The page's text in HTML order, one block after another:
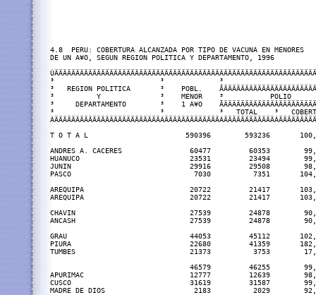
4.8  PERU: COBERTURA ALCANZADA POR TIPO DE VACUNA EN MENORES
DE UN A¥O, SEGUN REGION POLITICA Y DEPARTAMENTO, 1996
³                         ³             ³
³   REGION POLITICA       ³    POBL.
³          Y              ³    MENOR    ³           POLIO
³     DEPARTAMENTO        ³    1 A¥O
³                         ³             ³   TOTAL    ³   COBERT.   ³
T O T A L                       590396        593236
ANDRES A. CACERES                60477         60353
HUANUCO                          23531         23494
JUNIN                            29916         29508
PASCO                             7030          7351
AREQUIPA                         20722         21417
AREQUIPA                         20722         21417
CHAVIN                           27539         24878
ANCASH                           27539         24878
GRAU                             44053         45112
PIURA                            22680         41359
TUMBES                           21373          3753
46579         46255
APURIMAC                         12777         12639
CUSCO                            31619         31587
MADRE DE DIOS                     2183          2029